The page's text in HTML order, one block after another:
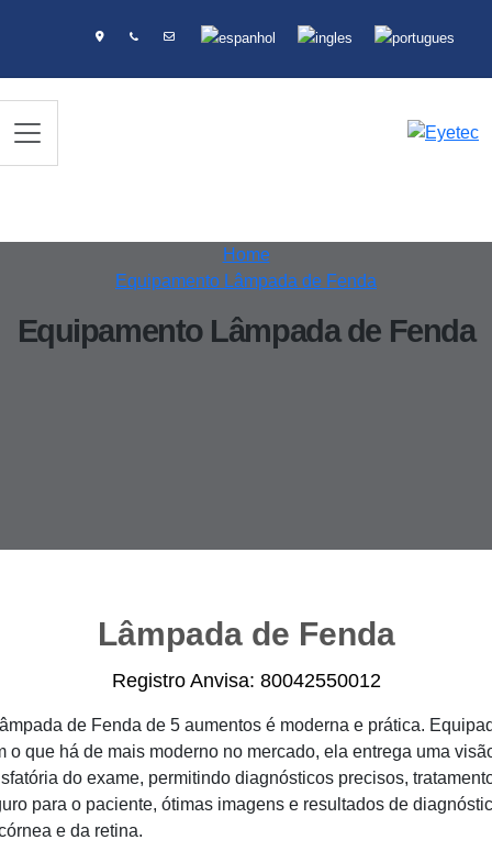
Equipamento Lâmpada de Fenda
Home
Equipamento Lâmpada de Fenda
Lâmpada de Fenda
Registro Anvisa: 80042550012
de Fenda de 5 aumentos é moderna e prática.
o que há de mais moderno no mercado, ela entrega uma
do exame, permitindo diagnósticos precisos,
para o paciente, ótimas imagens e resultados de
e da retina.